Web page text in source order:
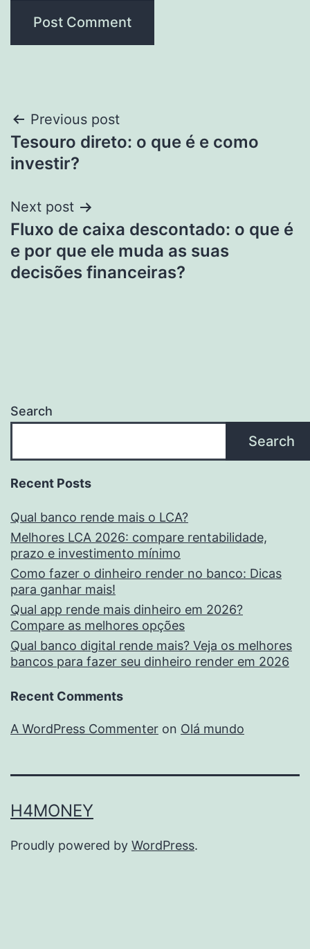
Post
navigation
Previous post
Tesouro direto: o que é e como
investir?
Next post
Fluxo de caixa descontado: o que é
e por que ele muda as suas
decisões financeiras?
Search
Search
Recent Posts
Qual banco rende mais o LCA?
Melhores LCA 2026: compare rentabilidade,
prazo e investimento mínimo
Como fazer o dinheiro render no banco: Dicas
para ganhar mais!
Qual app rende mais dinheiro em 2026?
Compare as melhores opções
Qual banco digital rende mais? Veja os melhores
bancos para fazer seu dinheiro render em 2026
Recent Comments
A WordPress Commenter on Olá mundo
H4MONEY
Proudly powered by WordPress.